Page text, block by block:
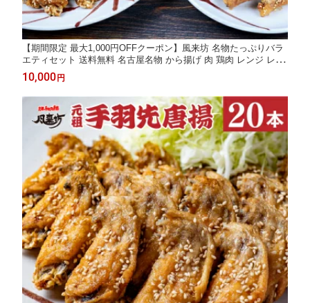
【期間限定 最大1,000円OFFクーポン】風来坊 名物たっぷりバラ
エティセット 送料無料 名古屋名物 から揚げ 肉 鶏肉 レンジ レン
チングルメ 冷凍手羽先唐揚 プレゼント 土産 お土産 通販 2026 ギ
フト 名古屋 楽天 父の日 お中元 御中元 残暑見舞い
10,000 円